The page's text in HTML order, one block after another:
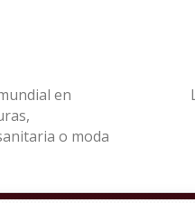
en
o moda